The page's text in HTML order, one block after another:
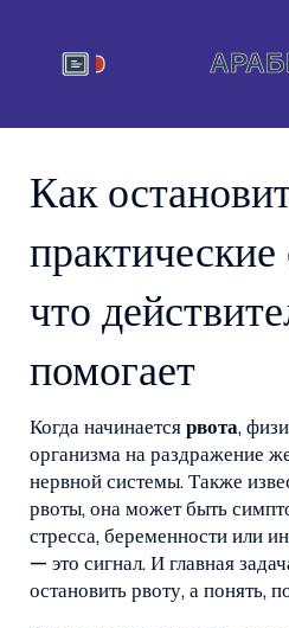
Как
что
помогает
Когда начинается рвота,
организма на раздражение
нервной системы. Также
рвоты, она может быть
стресса, беременности или
— это сигнал. И главная
остановить рвоту, а понять,